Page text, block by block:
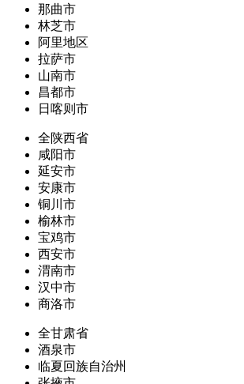
那曲市
林芝市
阿里地区
拉萨市
山南市
昌都市
日喀则市
全陕西省
咸阳市
延安市
安康市
铜川市
榆林市
宝鸡市
西安市
渭南市
汉中市
商洛市
全甘肃省
酒泉市
临夏回族自治州